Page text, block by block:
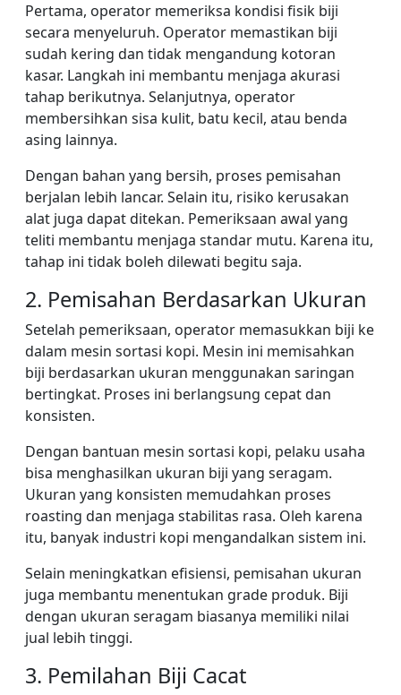
Pertama, operator memeriksa kondisi fisik biji
secara menyeluruh. Operator memastikan biji
sudah kering dan tidak mengandung kotoran
kasar. Langkah ini membantu menjaga akurasi
tahap berikutnya. Selanjutnya, operator
membersihkan sisa kulit, batu kecil, atau benda
asing lainnya.
Dengan bahan yang bersih, proses pemisahan
berjalan lebih lancar. Selain itu, risiko kerusakan
alat juga dapat ditekan. Pemeriksaan awal yang
teliti membantu menjaga standar mutu. Karena itu,
tahap ini tidak boleh dilewati begitu saja.
2. Pemisahan Berdasarkan Ukuran
Setelah pemeriksaan, operator memasukkan biji ke
dalam mesin sortasi kopi. Mesin ini memisahkan
biji berdasarkan ukuran menggunakan saringan
bertingkat. Proses ini berlangsung cepat dan
konsisten.
Dengan bantuan mesin sortasi kopi, pelaku usaha
bisa menghasilkan ukuran biji yang seragam.
Ukuran yang konsisten memudahkan proses
roasting dan menjaga stabilitas rasa. Oleh karena
itu, banyak industri kopi mengandalkan sistem ini.
Selain meningkatkan efisiensi, pemisahan ukuran
juga membantu menentukan grade produk. Biji
dengan ukuran seragam biasanya memiliki nilai
jual lebih tinggi.
3. Pemilahan Biji Cacat